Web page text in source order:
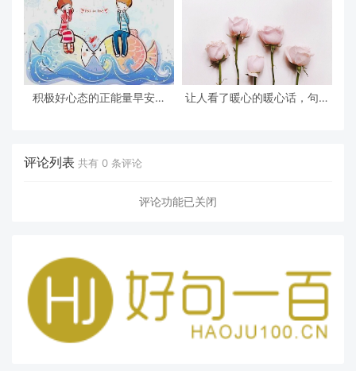
积极好心态的正能量早安心
让人看了暖心的暖心话，句句
评论列表 共有 0 条评论
评论功能已关闭